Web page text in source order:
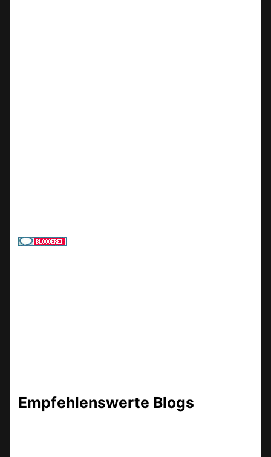
Empfehlenswerte Blogs